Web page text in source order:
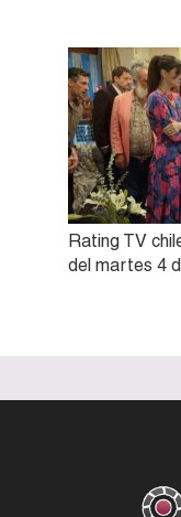
Rating TV
del martes 4